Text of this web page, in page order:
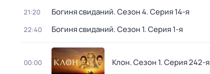
21:20 Богиня свиданий. Сезон 4. Серия 14-я
22:40 Богиня свиданий. Сезон 1. Серия 1-я
00:00 Клон. Сезон 1. Серия 242-я